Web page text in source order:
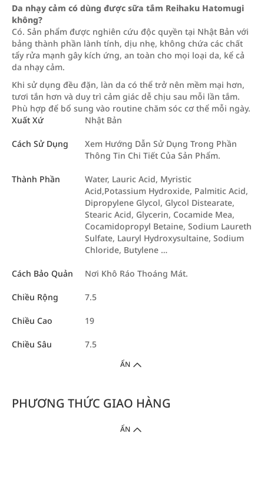
Da nhạy cảm có dùng được sữa tắm Reihaku Hatomugi
không?
Có. Sản phẩm được nghiên cứu độc quyền tại Nhật Bản với
bảng thành phần lành tính, dịu nhẹ, không chứa các chất
tẩy rửa mạnh gây kích ứng, an toàn cho mọi loại da, kể cả
da nhạy cảm.
Khi sử dụng đều đặn, làn da có thể trở nên mềm mại hơn,
tươi tắn hơn và duy trì cảm giác dễ chịu sau mỗi lần tắm.
Phù hợp để bổ sung vào routine chăm sóc cơ thể mỗi ngày.
Xuất Xứ
Nhật Bản
Cách Sử Dụng
Xem Hướng Dẫn Sử Dụng Trong Phần
Thông Tin Chi Tiết Của Sản Phẩm.
Thành Phần
Water, Lauric Acid, Myristic
Acid,Potassium Hydroxide, Palmitic Acid,
Dipropylene Glycol, Glycol Distearate,
Stearic Acid, Glycerin, Cocamide Mea,
Cocamidopropyl Betaine, Sodium Laureth
Sulfate, Lauryl Hydroxysultaine, Sodium
Chloride, Butylene …
Cách Bảo Quản Nơi Khô Ráo Thoáng Mát.
Chiều Rộng 7.5
Chiều Cao 19
Chiều Sâu 7.5
ẨN
PHƯƠNG THỨC GIAO HÀNG
ẨN